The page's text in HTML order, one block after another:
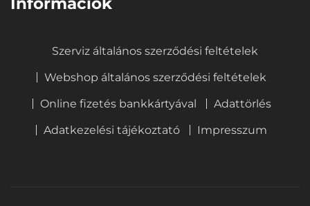
Szerviz általános szerződési feltételek
Webshop általános szerződési feltételek
Online fizetés bankkártyával
Adattörlés
Adatkezelési tájékoztató
Impresszum